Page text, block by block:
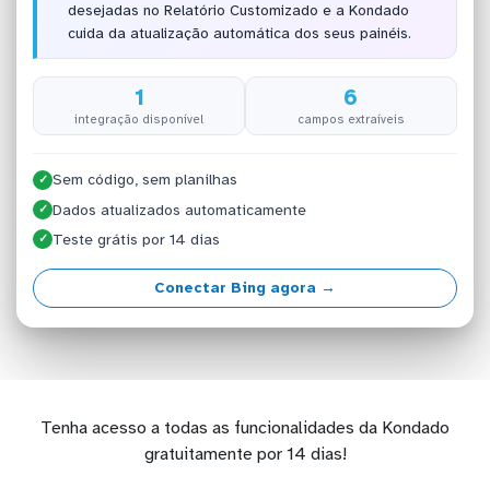
desejadas no Relatório Customizado e a Kondado
cuida da atualização automática dos seus painéis.
1
integração disponível
6
campos extraíveis
✓ Sem código, sem planilhas
✓ Dados atualizados automaticamente
✓ Teste grátis por 14 dias
Conectar Bing agora →
Tenha acesso a todas as funcionalidades da Kondado
gratuitamente por 14 dias!